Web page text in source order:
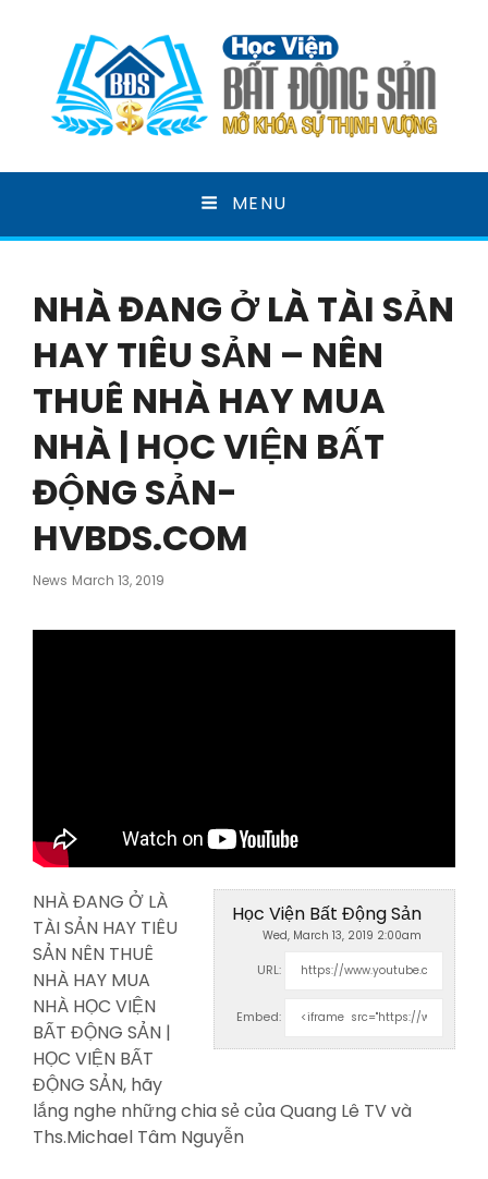
HỌC VIỆN BẤT ĐỘNG
SẢN
MENU
NHÀ ĐANG Ở LÀ TÀI SẢN
HAY TIÊU SẢN – NÊN
THUÊ NHÀ HAY MUA
NHÀ | HỌC VIỆN BẤT
ĐỘNG SẢN-
HVBDS.COM
News Posted
March 13, 2019
Học Viện Bất Động Sản
Wed, March 13, 2019 2:00am
URL:
Embed:
NHÀ ĐANG Ở LÀ
TÀI SẢN HAY TIÊU
SẢN NÊN THUÊ
NHÀ HAY MUA
NHÀ HỌC VIỆN
BẤT ĐỘNG SẢN |
HỌC VIỆN BẤT
ĐỘNG SẢN, hãy
lắng nghe những chia sẻ của Quang Lê TV và
Ths.Michael Tâm Nguyễn